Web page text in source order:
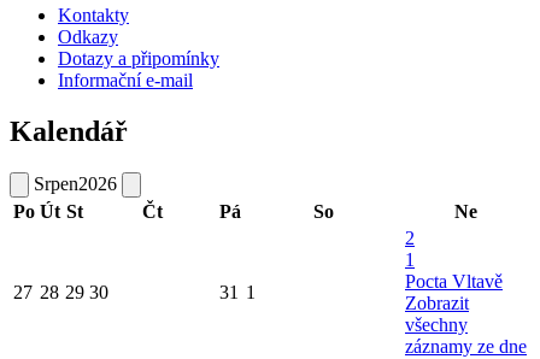
Kontakty
Odkazy
Dotazy a připomínky
Informační e-mail
Kalendář
Srpen2026
Po Út St Čt Pá So Ne
27 28 29 30 31 1
2
1
Pocta Vltavě
Zobrazit
všechny
záznamy ze dne